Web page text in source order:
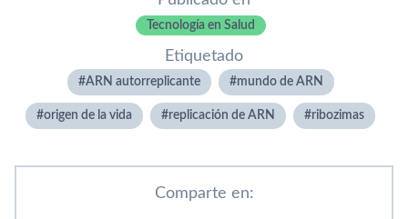
Tecnología en Salud
Etiquetado
ARN autorreplicante mundo de ARN
origen de la vida replicación de ARN ribozimas
Comparte en: